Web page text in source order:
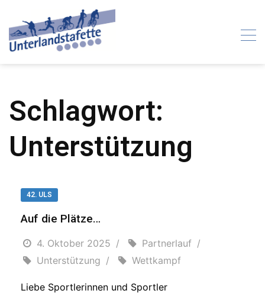
content
Schlagwort:
Unterstützung
42. ULS
Auf die Plätze…
4. Oktober 2025
Partnerlauf
Unterstützung
Wettkampf
Liebe Sportlerinnen und Sportler